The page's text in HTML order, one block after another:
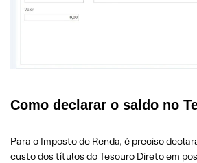
Como declarar o saldo no
Para o Imposto de Renda, é preciso
custo dos títulos do Tesouro Direto em